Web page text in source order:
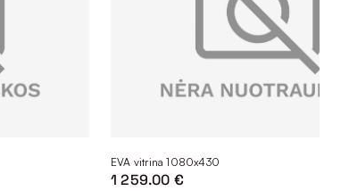
EVA vitrina 1080x430
1 259.00 €